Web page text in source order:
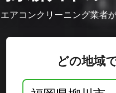
アコンクリーニング業者
どの地域